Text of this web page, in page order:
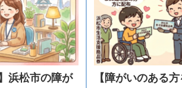
浜松市の障が
【障がいのある